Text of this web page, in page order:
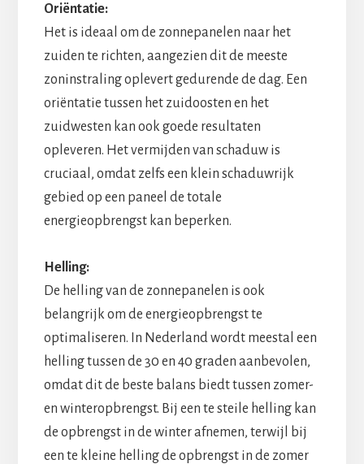
Oriëntatie:
Het is ideaal om de zonnepanelen naar het
zuiden te richten, aangezien dit de meeste
zoninstraling oplevert gedurende de dag. Een
oriëntatie tussen het zuidoosten en het
zuidwesten kan ook goede resultaten
opleveren. Het vermijden van schaduw is
cruciaal, omdat zelfs een klein schaduwrijk
gebied op een paneel de totale
energieopbrengst kan beperken.
Helling:
De helling van de zonnepanelen is ook
belangrijk om de energieopbrengst te
optimaliseren. In Nederland wordt meestal een
helling tussen de 30 en 40 graden aanbevolen,
omdat dit de beste balans biedt tussen zomer-
en winteropbrengst. Bij een te steile helling kan
de opbrengst in de winter afnemen, terwijl bij
een te kleine helling de opbrengst in de zomer